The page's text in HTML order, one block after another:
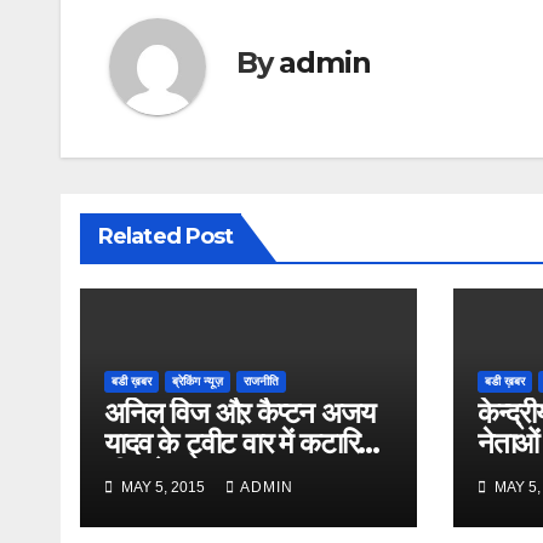
Byadmin
Related Post
बडी ख़बर ब्रेकिंग न्यूज़ राजनीति
अनिल विज औऱ कैप्टन अजय
यादव के ट्वीट वार में कटारिया
भी कूदे
MAY 5, 2015 ADMIN
बडी ख़बर
नेताओं
MAY